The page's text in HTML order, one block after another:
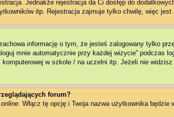
Jednakże rejestracja da Ci dostęp do
itp. Rejestracja zajmuje tylko chwilę, więc jest
informację o tym, że jesteś zalogowany tylko
mnie automatycznie przy każdej wizycie” podczas
w szkole / na uczelni itp. Jeżeli nie
forum?
. Włącz tę opcję i Twoja nazwa użytkownika